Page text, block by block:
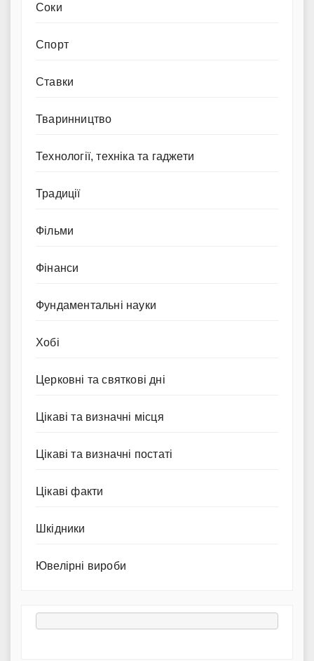
Соки
Спорт
Ставки
Тваринництво
Технології, техніка та гаджети
Традиції
Фільми
Фінанси
Фундаментальні науки
Хобі
Церковні та святкові дні
Цікаві та визначні місця
Цікаві та визначні постаті
Цікаві факти
Шкідники
Ювелірні вироби